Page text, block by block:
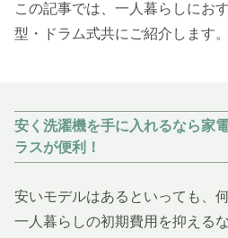
この記事では、一人暮らしにお
型・ドラム式共にご紹介します。
安く洗濯機を手に入れるなら家
ラスが便利！
安いモデルはあるといっても、
一人暮らしの初期費用を抑える